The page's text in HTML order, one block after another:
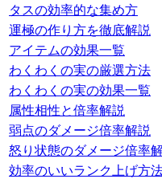
タスの効率的な集め方
運極の作り方を徹底解説
アイテムの効果一覧
わくわくの実の厳選方法
わくわくの実の効果一覧
属性相性と倍率解説
弱点のダメージ倍率解説
怒り状態のダメージ倍率
効率のいいランク上げ方